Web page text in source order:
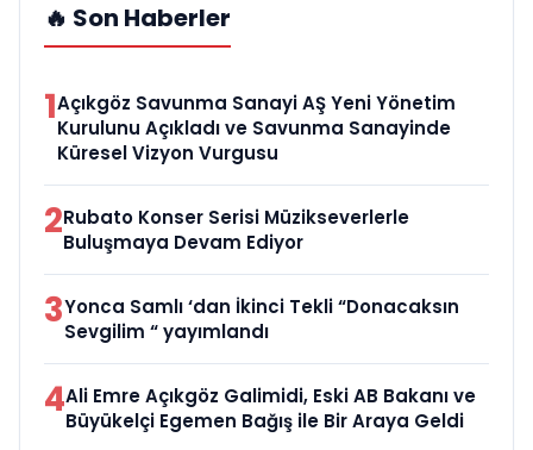
🔥 Son Haberler
1Açıkgöz Savunma Sanayi AŞ Yeni Yönetim
Kurulunu Açıkladı ve Savunma Sanayinde
Küresel Vizyon Vurgusu
2Rubato Konser Serisi Müzikseverlerle
Buluşmaya Devam Ediyor
3Yonca Samlı ‘dan İkinci Tekli “Donacaksın
Sevgilim “ yayımlandı
4Ali Emre Açıkgöz Galimidi, Eski AB Bakanı ve
Büyükelçi Egemen Bağış ile Bir Araya Geldi